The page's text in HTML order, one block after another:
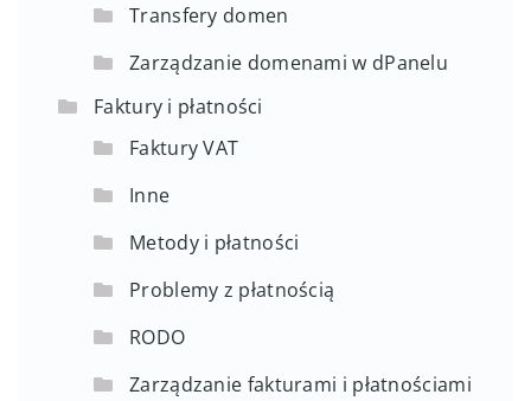
Transfery domen
Zarządzanie domenami w dPanelu
Faktury i płatności
Faktury VAT
Inne
Metody i płatności
Problemy z płatnością
RODO
Zarządzanie fakturami i płatnościami